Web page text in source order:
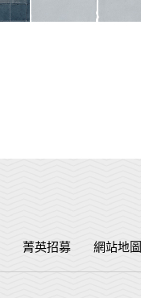
菁英招募 網站地圖